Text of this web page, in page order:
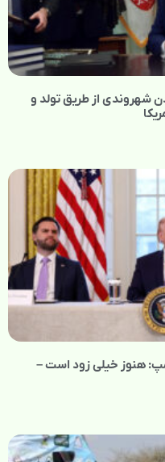
شهروندی از طریق تولد و
برای انتخابات ۲۰۲۸/ ترامپ: هنوز خیلی زود است –